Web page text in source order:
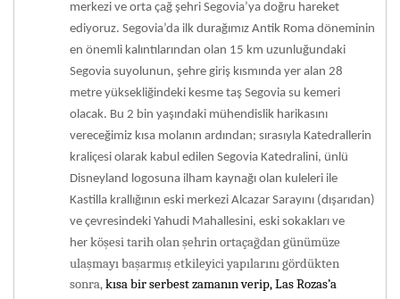
merkezi ve orta çağ şehri Segovia’ya doğru hareket
ediyoruz. Segovia’da ilk durağımız Antik Roma döneminin
en önemli kalıntılarından olan 15 km uzunluğundaki
Segovia suyolunun, şehre giriş kısmında yer alan 28
metre yüksekliğindeki kesme taş Segovia su kemeri
olacak. Bu 2 bin yaşındaki mühendislik harikasını
vereceğimiz kısa molanın ardından; sırasıyla Katedrallerin
kraliçesi olarak kabul edilen Segovia Katedralini, ünlü
Disneyland logosuna ilham kaynağı olan kuleleri ile
Kastilla krallığının eski merkezi Alcazar Sarayını (dışarıdan)
ve çevresindeki Yahudi Mahallesini, eski sokakları ve
her köşesi tarih olan şehrin ortaçağdan günümüze
ulaşmayı başarmış etkileyici yapılarını gördükten
sonra,kısa bir serbest zamanın verip, Las Rozas’a